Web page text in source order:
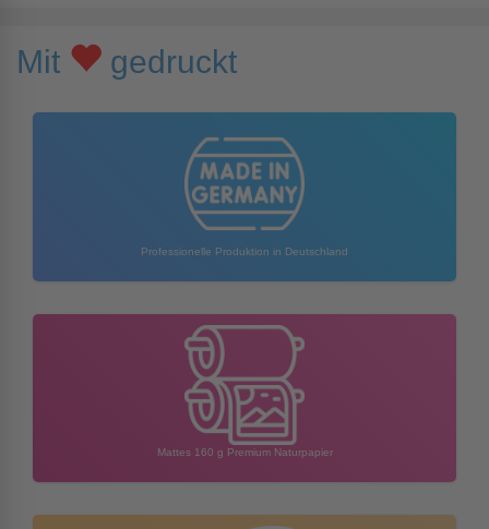
Mit gedruckt
Professionelle Produktion in Deutschland
Mattes 160 g Premium Naturpapier